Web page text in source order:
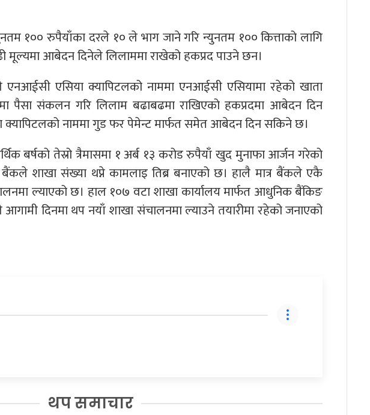
१०० रुपैयाँका दरले १० ले भाग जाने गरि न्युनतम १०० कित्ताको लागि
मूल्यमा आबेदन दिनेले लिलाममा राखेको हकप्रद पाउने छन।
एसिया क्यापिटलको नाममा एनआईसी एसियामा रहेको खाता
पैसा संकलन गरि लिलाम बढाबढमा राखिएको हकप्रदमा आबेदन दिन
नाममा गुड फर पेमेन्ट मार्फत समेत आबेदन दिन सकिने छ।
बर्षको तेस्रो त्रैमासमा १ अर्ब १३ करोड रुपैयाँ खुद मुनाफा आर्जन गरेको
बैंकले शाखा संख्या थप्ने कामलाइ तिब्र बनाएको छ। हालै मात्र बैंकले एकै
ल्याएको छ। हाल १०७ वटा शाखा कार्यालय मार्फत आधुनिक बैंकिङ
दिनमा थप नयाँ शाखा संचालनमा ल्याउने तयारीमा रहेको जनाएको
थप समाचार